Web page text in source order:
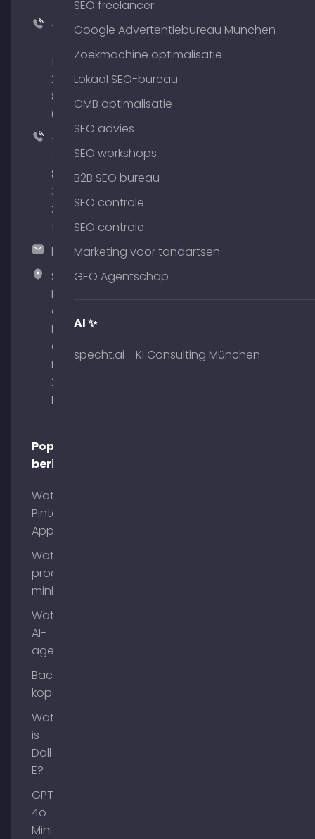
+49
176
204
801
64
+49
89
380
375
hallo@timospecht.de
Specht
Marketing
GmbH –
Palais am
Obelisk
Briennerstr.
29 80333
München
Populaire
berichten
Wat is
Pinterest
App?
Wat is
process
mining?
Wat zijn
AI-
agenten?
Backlinks
kopen
Wat
is
Dall-
E?
GPT-
4o
Mini
SEO freelancer
Google Advertentiebureau München
Zoekmachine optimalisatie
Lokaal SEO-bureau
GMB optimalisatie
SEO advies
SEO workshops
B2B SEO bureau
SEO controle
SEO controle
Marketing voor tandartsen
GEO Agentschap
AI ✨
specht.ai - KI Consulting München